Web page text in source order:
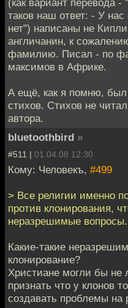
таков наш ответ: - У нас
нет") написаны не
англичанин, к
фамилию. Писал - по
максимов в Африке.
А ещё, как я помню,
стихов. Стихов не
автора.
bluetoothbird »
#511 | 01.04.08 12:30
Кому: Человекъ, #499
> Все религии именно
против клонирования,
неразрешимые вопросы.
Какие-такие
клонирование?
Христиане могли бы не
признать что у клонов
создавать проблемы на